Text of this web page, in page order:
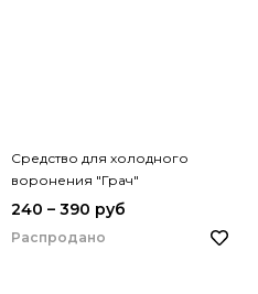
Средство для холодного
воронения "Грач"
240 – 390 руб
Распродано